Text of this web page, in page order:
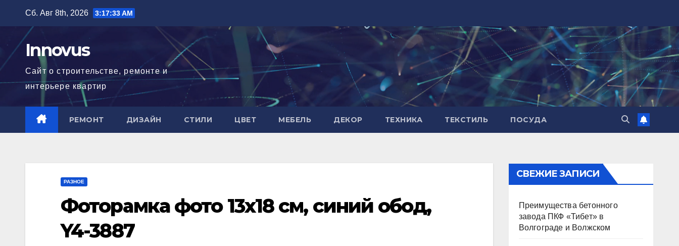
содержимому
Сб. Авг 8th, 2026 3:17:34 AM
Innovus
Сайт о строительстве, ремонте и
интерьере квартир
РЕМОНТ ДИЗАЙН СТИЛИ ЦВЕТ МЕБЕЛЬ ДЕКОР ТЕХНИКА ТЕКСТИЛЬ ПОСУДА
РАЗНОЕ
Фоторамка фото 13х18 см, синий обод,
Y4-3887
СВЕЖИЕ ЗАПИСИ
Преимущества бетонного
завода ПКФ «Тибет» в
Волгограде и Волжском